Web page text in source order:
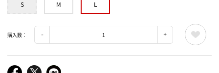
S M L
購入数：